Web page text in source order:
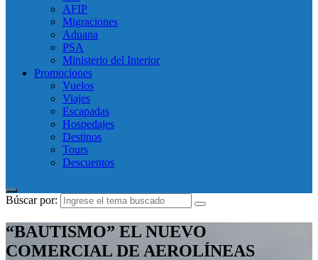
AFIP
Migraciones
Aduana
PSA
Ministerio del Interior
Promociones
Vuelos
Viajes
Escapadas
Hospedajes
Destinos
Tours
Descuentos
Búscar por:
“BAUTISMO” EL NUEVO
COMERCIAL DE AEROLÍNEAS